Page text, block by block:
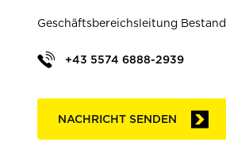
Geschäftsbereichsleitung
+43 5574 6888-2939
NACHRICHT SENDEN